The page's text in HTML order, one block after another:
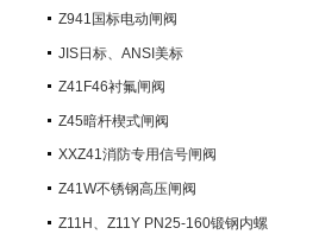
Z941国标电动闸阀
JIS日标、ANSI美标
Z41F46衬氟闸阀
Z45暗杆楔式闸阀
XXZ41消防专用信号闸阀
Z41W不锈钢高压闸阀
Z11H、Z11Y PN25-160锻钢内螺